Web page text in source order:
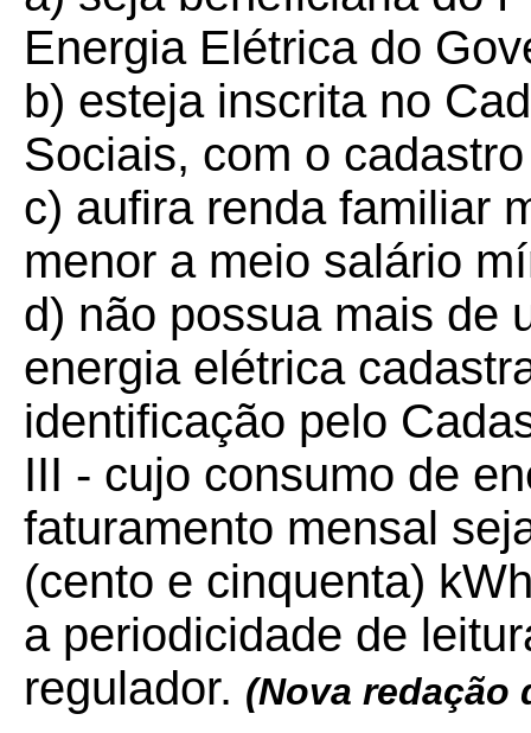
Energia Elétrica do
b) esteja inscrita no
Sociais, com o
c) aufira renda familiar
menor a meio salário
d) não possua mais de
energia elétrica
identificação pelo
III - cujo consumo de
faturamento mensal
(cento e cinquenta)
a periodicidade de
regulador. (Nova redação